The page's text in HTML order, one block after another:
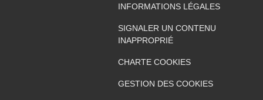
INFORMATIONS LÉGALES
SIGNALER UN CONTENU
INAPPROPRIÉ
CHARTE COOKIES
GESTION DES COOKIES